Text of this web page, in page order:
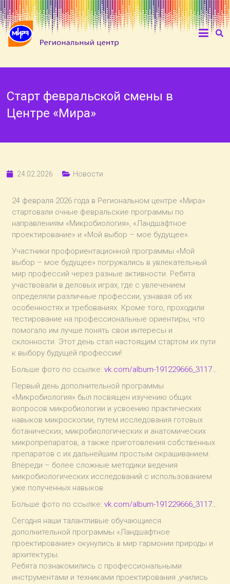
Старт февральской смены в
Центре «Мира»
24.02.2026 Новости
24 февраля 2026 года в Региональном центре «Мира»
стартовали очные февральские программы по
направлениям «Микробиология», «Ландшафтное
проектирование» и «Мой выбор – мое будущее».
Участники профориентационной программы «Мой
выбор – мое будущее» погружались в увлекательный
мир профессий через разные активности. Ребята
участвовали в деловых играх, где с увлечением
определяли различные профессии, узнавая об их
особенностях и требованиях. Кроме того, проходили
тестирование на профессиональные ориентиры, что
помогало им лучше понять свои интересы и
склонности. Этот день стал настоящим стартом их пути
к выбору будущей профессии!
Больше фото по ссылке:vk.com/album-191229666_3117…
Первый день дополнительной программы
«Микробиология» был посвящен изучению общих
вопросов микробиологии и усвоению практических
навыков микроскопии, путем исследования готовых
ботанических, микробиологических и анатомических
микропрепаратов, а также приготовления собственных
препаратов с их дальнейшим простым окрашиванием.
Впереди – более сложные методики ведения
микробиологических исследований с использованием
уже полученных навыков.
Больше фото по ссылке:vk.com/album-191229666_3117…
Сегодня наши талантливые обучающиеся
дополнительной программы «Ландшафтное
проектирование» окунулись в мир гармонии природы и
архитектуры.
Ребята познакомились с профессиональными
инструментами и техниками проектирования ,учились